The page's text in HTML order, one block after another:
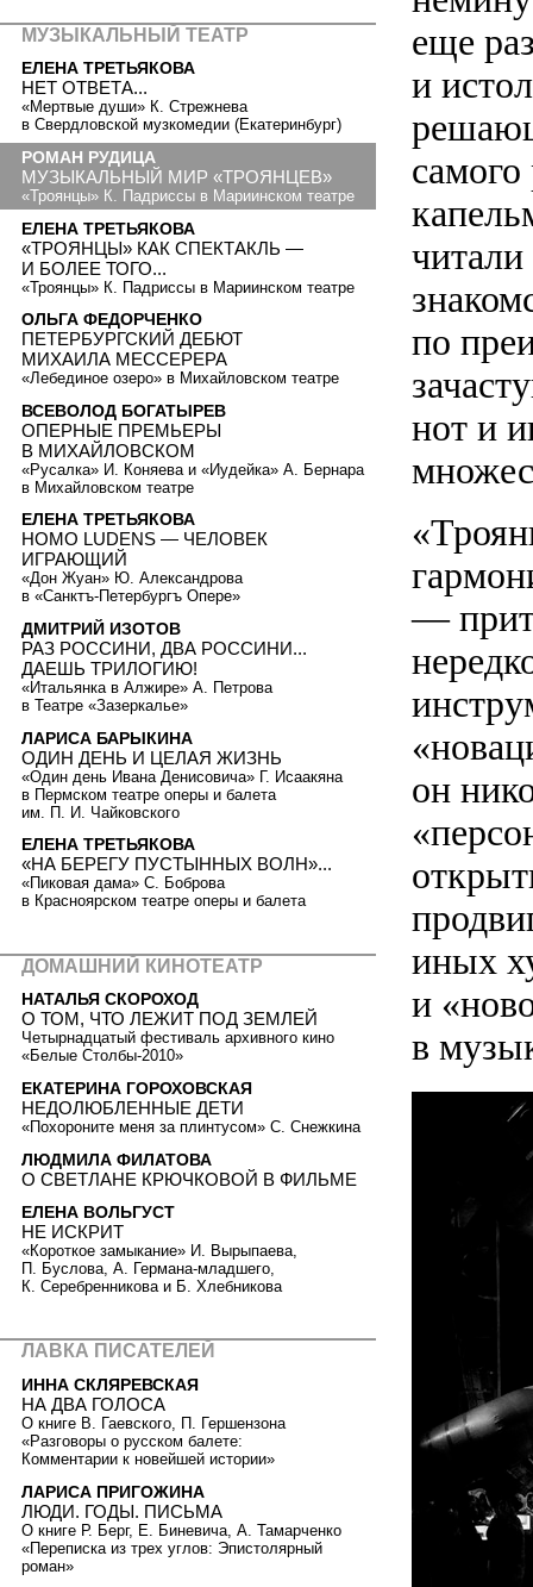
еще
и
по
нот и
—
он
иных
и
в
МУЗЫКАЛЬНЫЙ ТЕАТР
ЕЛЕНА ТРЕТЬЯКОВА
НЕТ ОТВЕТА...
«Мертвые души» К. Стрежнева
в Свердловской музкомедии (Екатеринбург)
РОМАН РУДИЦА
МУЗЫКАЛЬНЫЙ МИР «ТРОЯНЦЕВ»
«Троянцы» К. Падриссы в Мариинском театре
ЕЛЕНА ТРЕТЬЯКОВА
«ТРОЯНЦЫ» КАК СПЕКТАКЛЬ —
И БОЛЕЕ ТОГО...
«Троянцы» К. Падриссы в Мариинском театре
ОЛЬГА ФЕДОРЧЕНКО
ПЕТЕРБУРГСКИЙ ДЕБЮТ
МИХАИЛА МЕССЕРЕРА
«Лебединое озеро» в Михайловском театре
ВСЕВОЛОД БОГАТЫРЕВ
ОПЕРНЫЕ ПРЕМЬЕРЫ
В МИХАЙЛОВСКОМ
«Русалка» И. Коняева и «Иудейка» А. Бернара
в Михайловском театре
ЕЛЕНА ТРЕТЬЯКОВА
HOMO LUDENS — ЧЕЛОВЕК
ИГРАЮЩИЙ
«Дон Жуан» Ю. Александрова
в «Санктъ-Петербургъ Опере»
ДМИТРИЙ ИЗОТОВ
РАЗ РОССИНИ, ДВА РОССИНИ...
ДАЕШЬ ТРИЛОГИЮ!
«Итальянка в Алжире» А. Петрова
в Театре «Зазеркалье»
ЛАРИСА БАРЫКИНА
ОДИН ДЕНЬ И ЦЕЛАЯ ЖИЗНЬ
«Один день Ивана Денисовича» Г. Исаакяна
в Пермском театре оперы и балета
им. П. И. Чайковского
ЕЛЕНА ТРЕТЬЯКОВА
«НА БЕРЕГУ ПУСТЫННЫХ ВОЛН»...
«Пиковая дама» С. Боброва
в Красноярском театре оперы и балета
ДОМАШНИЙ КИНОТЕАТР
НАТАЛЬЯ СКОРОХОД
О ТОМ, ЧТО ЛЕЖИТ ПОД ЗЕМЛЕЙ
Четырнадцатый фестиваль архивного кино
«Белые Столбы-2010»
ЕКАТЕРИНА ГОРОХОВСКАЯ
НЕДОЛЮБЛЕННЫЕ ДЕТИ
«Похороните меня за плинтусом» С. Снежкина
ЛЮДМИЛА ФИЛАТОВА
О СВЕТЛАНЕ КРЮЧКОВОЙ В ФИЛЬМЕ
ЕЛЕНА ВОЛЬГУСТ
НЕ ИСКРИТ
«Короткое замыкание» И. Вырыпаева,
П. Буслова, А. Германа-младшего,
К. Серебренникова и Б. Хлебникова
ЛАВКА ПИСАТЕЛЕЙ
ИННА СКЛЯРЕВСКАЯ
НА ДВА ГОЛОСА
О книге В. Гаевского, П. Гершензона
«Разговоры о русском балете:
Комментарии к новейшей истории»
ЛАРИСА ПРИГОЖИНА
ЛЮДИ. ГОДЫ. ПИСЬМА
О книге Р. Берг, Е. Биневича, А. Тамарченко
«Переписка из трех углов: Эпистолярный
роман»